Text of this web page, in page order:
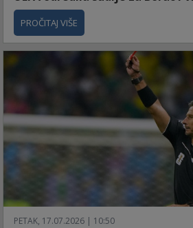
PROČITAJ VIŠE
PETAK, 17.07.2026 | 10:50